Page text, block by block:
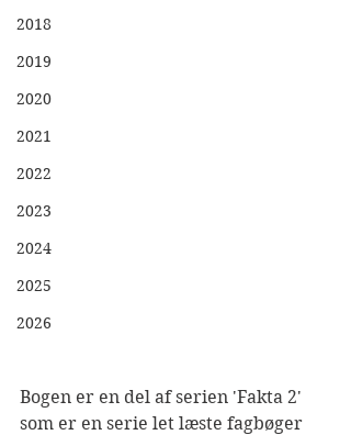
2018
2019
2020
2021
2022
2023
2024
2025
2026
Bogen er en del af serien 'Fakta 2'
som er en serie let læste fagbøger